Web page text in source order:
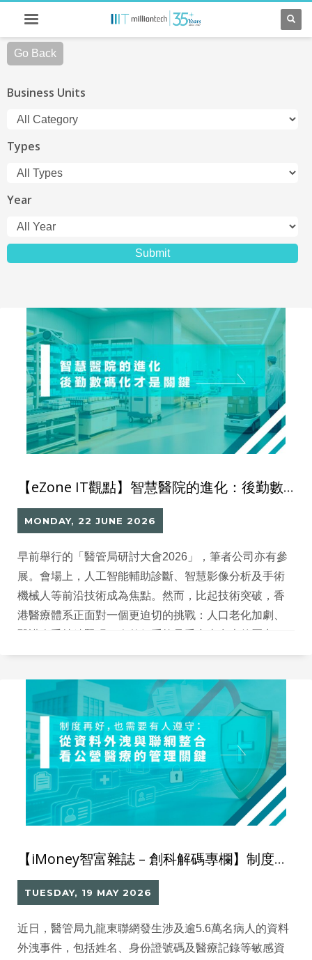
Go Back
Business Units
Types
Year
【eZone IT觀點】智慧醫院的進化：後勤數碼化才是關鍵
MONDAY, 22 JUNE 2026
早前舉行的「醫管局研討大會2026」，筆者公司亦有參
展。會場上，人工智能輔助診斷、智慧影像分析及手術
機械人等前沿技術成為焦點。然而，比起技術突破，香
港醫療體系正面對一個更迫切的挑戰：人口老化加劇、
在此背景下，單靠提升診斷效率或添置高端設備，未必
【iMoney智富雜誌 – 創科解碼專欄】制度再好，也需要有人遵守：從資料外洩與聯網整合看公營醫療的管理關鍵
TUESDAY, 19 MAY 2026
近日，醫管局九龍東聯網發生涉及逾5.6萬名病人的資料
外洩事件，包括姓名、身份證號碼及醫療記錄等敏感資